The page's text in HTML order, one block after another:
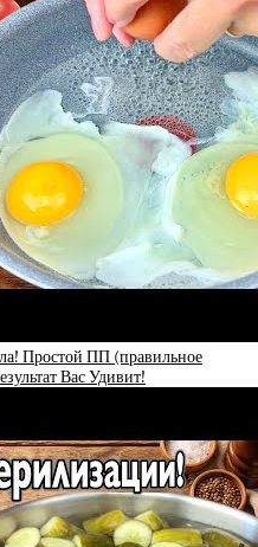
Простой ПП (правильное
Вас Удивит!